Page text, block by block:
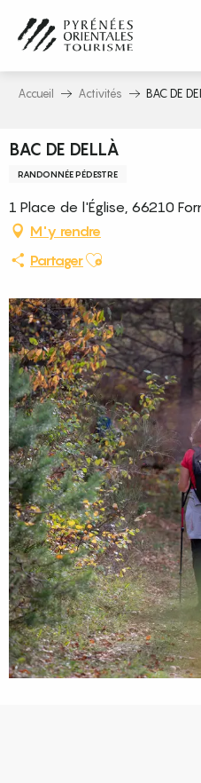
contenu
principal
Accueil Activités BAC DE
BAC DE DELLÀ
RANDONNÉE PÉDESTRE
1 Place de l'Église, 66210
M'y rendre
PartagerAjouter aux favoris